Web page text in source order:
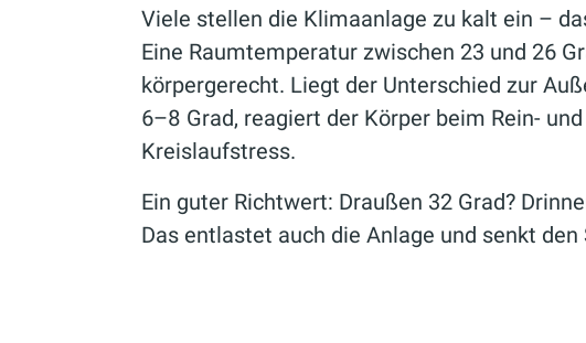
Viele stellen die Klimaanlage zu kalt ein –
Eine Raumtemperatur zwischen 23 und 26
körpergerecht. Liegt der Unterschied zur
6–8 Grad, reagiert der Körper beim Rein-
Kreislaufstress.
Ein guter Richtwert: Draußen 32 Grad?
Das entlastet auch die Anlage und senkt